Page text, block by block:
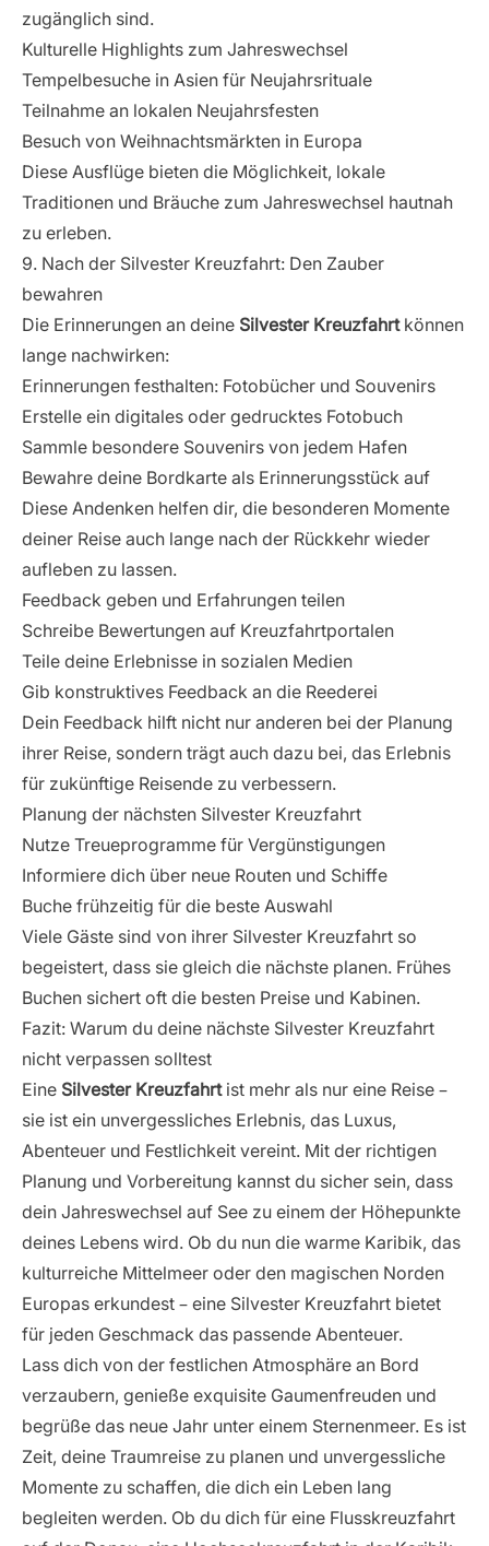
zugänglich sind.
Kulturelle Highlights zum Jahreswechsel
Tempelbesuche in Asien für Neujahrsrituale
Teilnahme an lokalen Neujahrsfesten
Besuch von Weihnachtsmärkten in Europa
Diese Ausflüge bieten die Möglichkeit, lokale
Traditionen und Bräuche zum Jahreswechsel hautnah
zu erleben.
9. Nach der Silvester Kreuzfahrt: Den Zauber
bewahren
Die Erinnerungen an deine Silvester Kreuzfahrtkönnen
lange nachwirken:
Erinnerungen festhalten: Fotobücher und Souvenirs
Erstelle ein digitales oder gedrucktes Fotobuch
Sammle besondere Souvenirs von jedem Hafen
Bewahre deine Bordkarte als Erinnerungsstück auf
Diese Andenken helfen dir, die besonderen Momente
deiner Reise auch lange nach der Rückkehr wieder
aufleben zu lassen.
Feedback geben und Erfahrungen teilen
Schreibe Bewertungen auf Kreuzfahrtportalen
Teile deine Erlebnisse in sozialen Medien
Gib konstruktives Feedback an die Reederei
Dein Feedback hilft nicht nur anderen bei der Planung
ihrer Reise, sondern trägt auch dazu bei, das Erlebnis
für zukünftige Reisende zu verbessern.
Planung der nächsten Silvester Kreuzfahrt
Nutze Treueprogramme für Vergünstigungen
Informiere dich über neue Routen und Schiffe
Buche frühzeitig für die beste Auswahl
Viele Gäste sind von ihrer Silvester Kreuzfahrt so
begeistert, dass sie gleich die nächste planen. Frühes
Buchen sichert oft die besten Preise und Kabinen.
Fazit: Warum du deine nächste Silvester Kreuzfahrt
nicht verpassen solltest
Eine Silvester Kreuzfahrtist mehr als nur eine Reise –
sie ist ein unvergessliches Erlebnis, das Luxus,
Abenteuer und Festlichkeit vereint. Mit der richtigen
Planung und Vorbereitung kannst du sicher sein, dass
dein Jahreswechsel auf See zu einem der Höhepunkte
deines Lebens wird. Ob du nun die warme Karibik, das
kulturreiche Mittelmeer oder den magischen Norden
Europas erkundest – eine Silvester Kreuzfahrt bietet
für jeden Geschmack das passende Abenteuer.
Lass dich von der festlichen Atmosphäre an Bord
verzaubern, genieße exquisite Gaumenfreuden und
begrüße das neue Jahr unter einem Sternenmeer. Es ist
Zeit, deine Traumreise zu planen und unvergessliche
Momente zu schaffen, die dich ein Leben lang
begleiten werden. Ob du dich für eine Flusskreuzfahrt